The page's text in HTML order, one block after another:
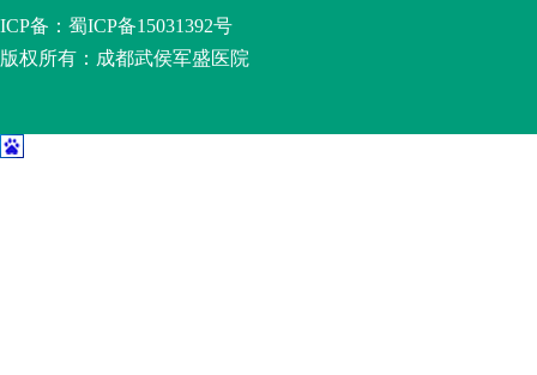
ICP备： 蜀ICP备15031392号
版权所有：成都武侯军盛医院